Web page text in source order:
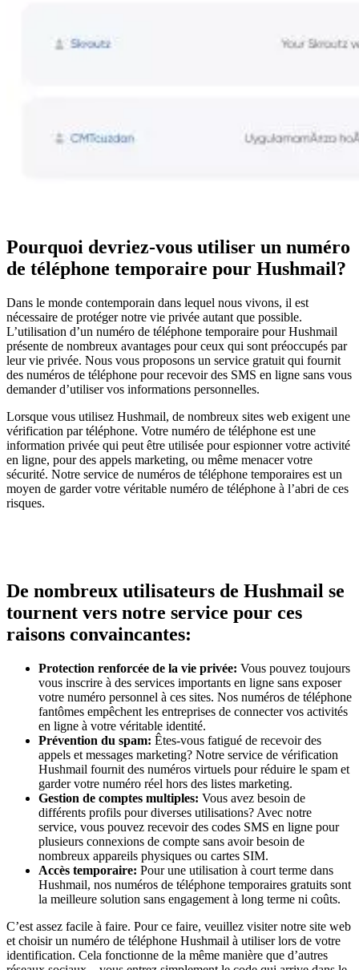
Pourquoi devriez-vous utiliser un numéro
de téléphone temporaire pour Hushmail?
Dans le monde contemporain dans lequel nous vivons, il est
nécessaire de protéger notre vie privée autant que possible.
L’utilisation d’un numéro de téléphone temporaire pour Hushmail
présente de nombreux avantages pour ceux qui sont préoccupés par
leur vie privée. Nous vous proposons un service gratuit qui fournit
des numéros de téléphone pour recevoir des SMS en ligne sans vous
demander d’utiliser vos informations personnelles.
Lorsque vous utilisez Hushmail, de nombreux sites web exigent une
vérification par téléphone. Votre numéro de téléphone est une
information privée qui peut être utilisée pour espionner votre activité
en ligne, pour des appels marketing, ou même menacer votre
sécurité. Notre service de numéros de téléphone temporaires est un
moyen de garder votre véritable numéro de téléphone à l’abri de ces
risques.
De nombreux utilisateurs de Hushmail se
tournent vers notre service pour ces
raisons convaincantes:
Protection renforcée de la vie privée: Vous pouvez toujours
vous inscrire à des services importants en ligne sans exposer
votre numéro personnel à ces sites. Nos numéros de téléphone
fantômes empêchent les entreprises de connecter vos activités
en ligne à votre véritable identité.
Prévention du spam: Êtes-vous fatigué de recevoir des
appels et messages marketing? Notre service de vérification
Hushmail fournit des numéros virtuels pour réduire le spam et
garder votre numéro réel hors des listes marketing.
Gestion de comptes multiples: Vous avez besoin de
différents profils pour diverses utilisations? Avec notre
service, vous pouvez recevoir des codes SMS en ligne pour
plusieurs connexions de compte sans avoir besoin de
nombreux appareils physiques ou cartes SIM.
Accès temporaire: Pour une utilisation à court terme dans
Hushmail, nos numéros de téléphone temporaires gratuits sont
la meilleure solution sans engagement à long terme ni coûts.
C’est assez facile à faire. Pour ce faire, veuillez visiter notre site web
et choisir un numéro de téléphone Hushmail à utiliser lors de votre
identification. Cela fonctionne de la même manière que d’autres